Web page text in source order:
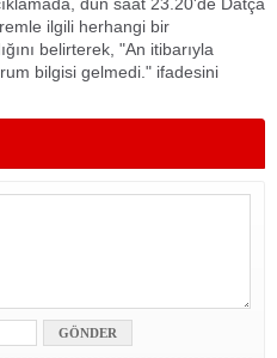
ilgili herhangi bir
belirterek, "An itibarıyla
bilgisi gelmedi." ifadesini